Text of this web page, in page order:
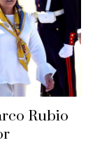
Rubio